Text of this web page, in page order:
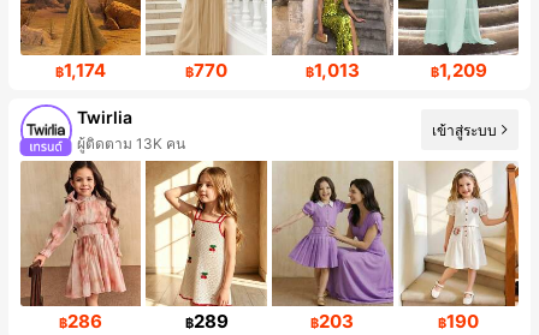
฿1,174 ฿770 ฿1,013 ฿1,209
Twirlia
ผู้ติดตาม 13K คน
เข้าสู่ระบบ
฿286 ฿289 ฿203 ฿190